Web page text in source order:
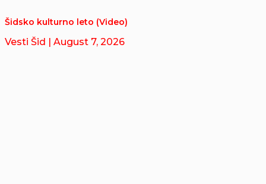
Šidsko kulturno leto (Video)
Vesti Šid | August 7, 2026